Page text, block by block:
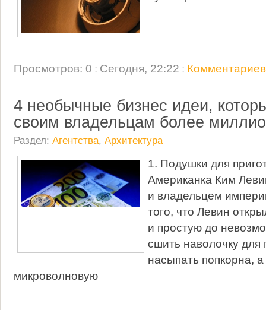
Просмотров: 0 : Сегодня, 22:22 :
4 необычные бизнес идеи,
своим владельцам более
Раздел: Агентства, Архитектура
1. Подушки для
Американка Ким
и владельцем
того, что Левин
и простую до
сшить наволочку для
насыпать попкорна,
микроволновую